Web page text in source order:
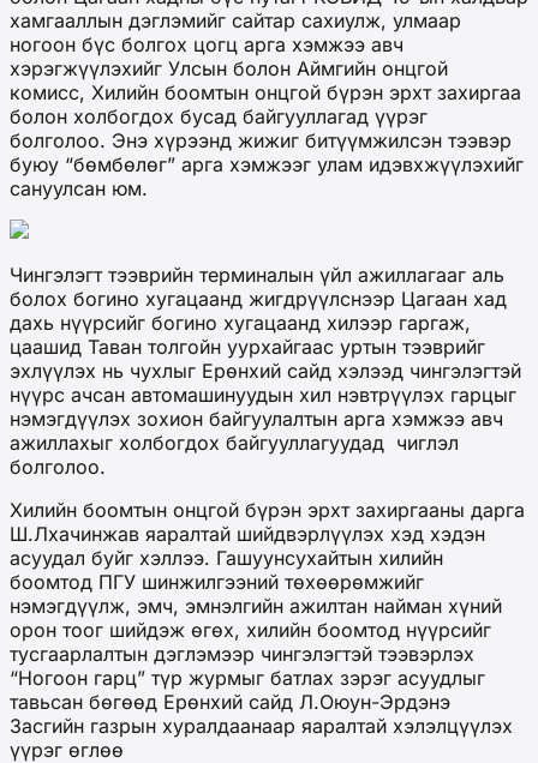
хамгааллын дэглэмийг сайтар сахиулж, улмаар
ногоон бүс болгох цогц арга хэмжээ авч
хэрэгжүүлэхийг Улсын болон Аймгийн онцгой
комисс, Хилийн боомтын онцгой бүрэн эрхт захиргаа
болон холбогдох бусад байгууллагад үүрэг
болголоо. Энэ хүрээнд жижиг битүүмжилсэн тээвэр
буюу “бөмбөлөг” арга хэмжээг улам идэвхжүүлэхийг
сануулсан юм.
Чингэлэгт тээврийн терминалын үйл ажиллагааг аль
болох богино хугацаанд жигдрүүлснээр Цагаан хад
дахь нүүрсийг богино хугацаанд хилээр гаргаж,
цаашид Таван толгойн уурхайгаас уртын тээврийг
эхлүүлэх нь чухлыг Ерөнхий сайд хэлээд чингэлэгтэй
нүүрс ачсан автомашинуудын хил нэвтрүүлэх гарцыг
нэмэгдүүлэх зохион байгуулалтын арга хэмжээ авч
ажиллахыг холбогдох байгууллагуудад чиглэл
болголоо.
Хилийн боомтын онцгой бүрэн эрхт захиргааны дарга
Ш.Лхачинжав яаралтай шийдвэрлүүлэх хэд хэдэн
асуудал буйг хэллээ. Гашуунсухайтын хилийн
боомтод ПГУ шинжилгээний төхөөрөмжийг
нэмэгдүүлж, эмч, эмнэлгийн ажилтан найман хүний
орон тоог шийдэж өгөх, хилийн боомтод нүүрсийг
тусгаарлалтын дэглэмээр чингэлэгтэй тээвэрлэх
“Ногоон гарц” түр журмыг батлах зэрэг асуудлыг
тавьсан бөгөөд Ерөнхий сайд Л.Оюун-Эрдэнэ
Засгийн газрын хуралдаанаар яаралтай хэлэлцүүлэх
үүрэг өглөө